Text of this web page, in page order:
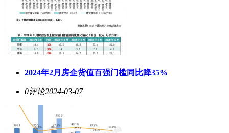
2024年2月房企货值百强门槛同比降35%
0评论2024-03-07